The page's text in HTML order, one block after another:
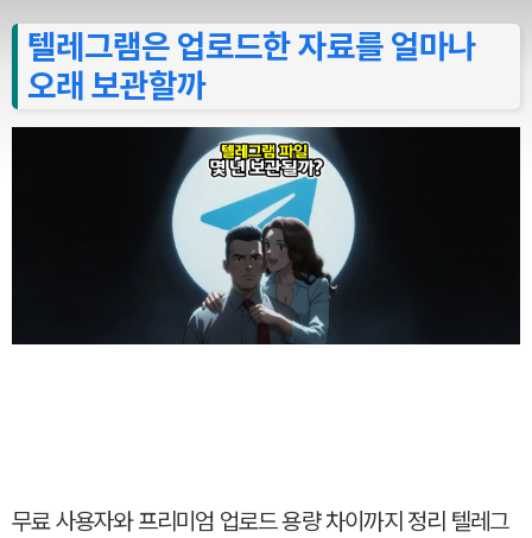
텔레그램은 업로드한 자료를 얼마나
오래 보관할까
무료 사용자와 프리미엄 업로드 용량 차이까지 정리 텔레그